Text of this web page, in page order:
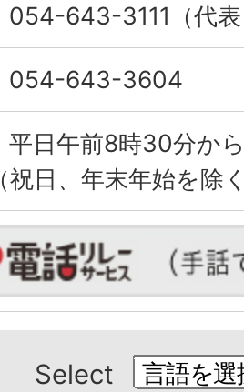
054-643-3111（代
054-643-3604
平日午前8時30分か
（祝日、年末年始を除
Select